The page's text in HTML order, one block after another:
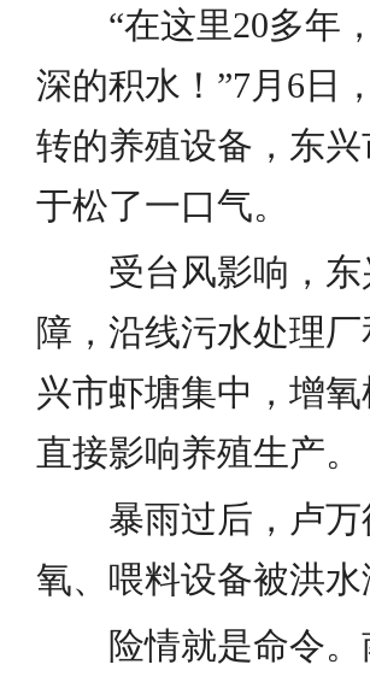
“在这里20多年，
深的积水！”7月6日
转的养殖设备，东
于松了一口气。
受台风影响，东
障，沿线污水处理
兴市虾塘集中，增
直接影响养殖生产。
暴雨过后，卢万
氧、喂料设备被洪
险情就是命令。